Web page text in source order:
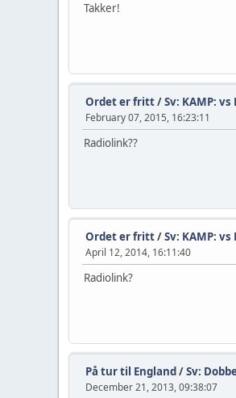
Takker!
Ordet er fritt/Sv: KAMP:
February 07, 2015, 16:23:11
Radiolink??
Ordet er fritt/Sv: KAMP:
April 12, 2014, 16:11:40
Radiolink?
På tur til England /Sv:
December 21, 2013, 09:38:07